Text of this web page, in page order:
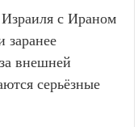
с Ираном
заранее
внешней
серьёзные